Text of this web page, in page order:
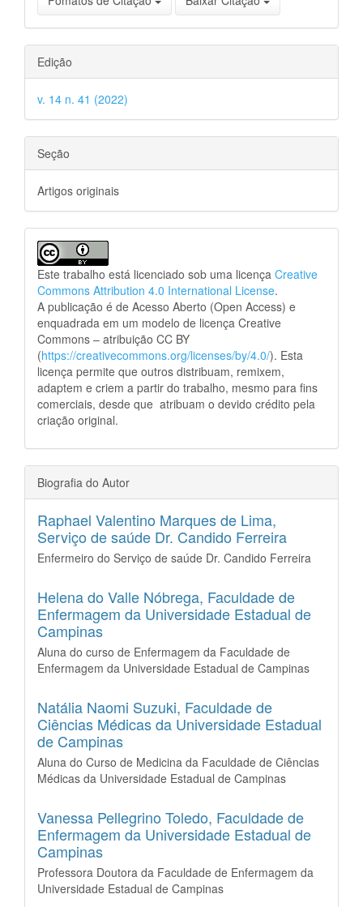
Edição
v. 14 n. 41 (2022)
Seção
Artigos originais
Este trabalho está licenciado sob uma licença Creative
Commons Attribution 4.0 International License.
A publicação é de Acesso Aberto (Open Access) e
enquadrada em um modelo de licença Creative
Commons – atribuição CC BY
(https://creativecommons.org/licenses/by/4.0/). Esta
licença permite que outros distribuam, remixem,
adaptem e criem a partir do trabalho, mesmo para fins
comerciais, desde que atribuam o devido crédito pela
criação original.
Biografia do Autor
Raphael Valentino Marques de Lima,
Serviço de saúde Dr. Candido Ferreira
Enfermeiro do Serviço de saúde Dr. Candido Ferreira
Helena do Valle Nóbrega, Faculdade de
Enfermagem da Universidade Estadual de
Campinas
Aluna do curso de Enfermagem da Faculdade de
Enfermagem da Universidade Estadual de Campinas
Natália Naomi Suzuki, Faculdade de
Ciências Médicas da Universidade Estadual
de Campinas
Aluna do Curso de Medicina da Faculdade de Ciências
Médicas da Universidade Estadual de Campinas
Vanessa Pellegrino Toledo, Faculdade de
Enfermagem da Universidade Estadual de
Campinas
Professora Doutora da Faculdade de Enfermagem da
Universidade Estadual de Campinas